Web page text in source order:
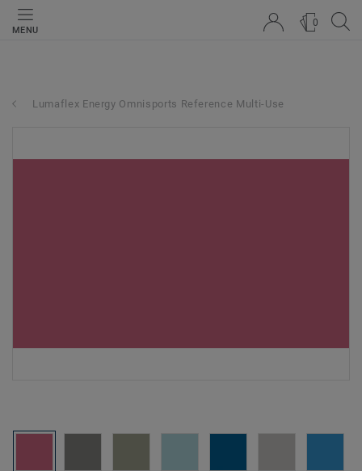
MENU
0
Lumaflex Energy Omnisports Reference Multi-Use